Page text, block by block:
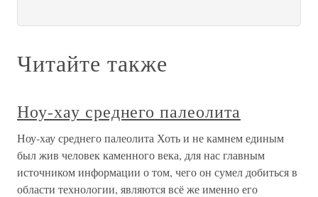
Читайте также
Ноу-хау среднего палеолита
Ноу-хау среднего палеолита Хоть и не камнем единым
был жив человек каменного века, для нас главным
источником информации о том, чего он сумел добиться в
области технологии, являются всё же именно его